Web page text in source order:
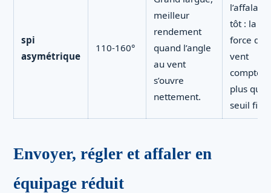
spi
asymétrique
110-160°
meilleur
rendement
quand l’angle
au vent
s’ouvre
nettement.
l’affalage
tôt : la
force du
vent
compte
plus
seuil fixe.
Envoyer, régler et affaler en
équipage réduit